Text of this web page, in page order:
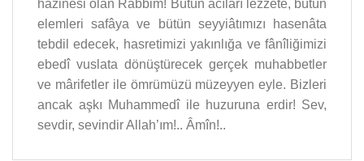
hazinesi olan Rabbim! Bütün acıları lezzete, bütün
elemleri safâya ve bütün seyyiâtımızı hasenâta
tebdil edecek, hasretimizi yakınlığa ve fânîliğimizi
ebedî vuslata dönüştürecek gerçek muhabbetler
ve mârifetler ile ömrümüzü müzeyyen eyle. Bizleri
ancak aşk­ı Muhammedî ile huzuruna erdir! Sev,
sevdir, sevindir Allah’ım!.. Âmîn!..